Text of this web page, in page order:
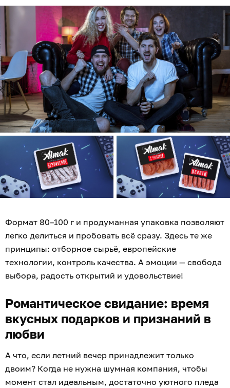
Формат 80–100 г и продуманная упаковка позволяют
легко делиться и пробовать всё сразу. Здесь те же
принципы: отборное сырьё, европейские
технологии, контроль качества. А эмоции — свобода
выбора, радость открытий и удовольствие!
Романтическое свидание: время
вкусных подарков и признаний в
любви
А что, если летний вечер принадлежит только
двоим? Когда не нужна шумная компания, чтобы
момент стал идеальным, достаточно уютного пледа